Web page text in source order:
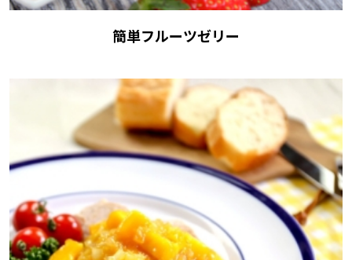
簡単フルーツゼリー